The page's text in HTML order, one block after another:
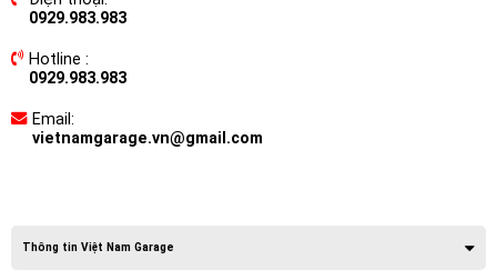
0929.983.983
Hotline :
0929.983.983
Email:
vietnamgarage.vn@gmail.com
Thông tin Việt Nam Garage